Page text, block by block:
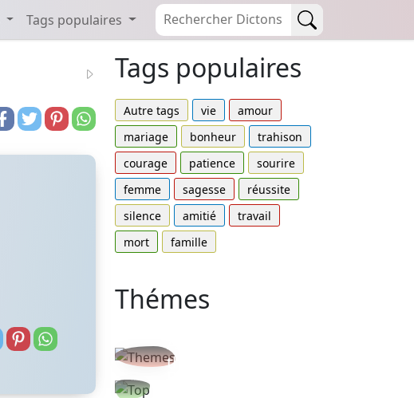
Tags populaires
Tags populaires
Autre tags vie
amour
mariage
bonheur
trahison
courage
patience
sourire
femme
sagesse
réussite
silence
amitié
travail
mort
famille
Thémes
thèmes